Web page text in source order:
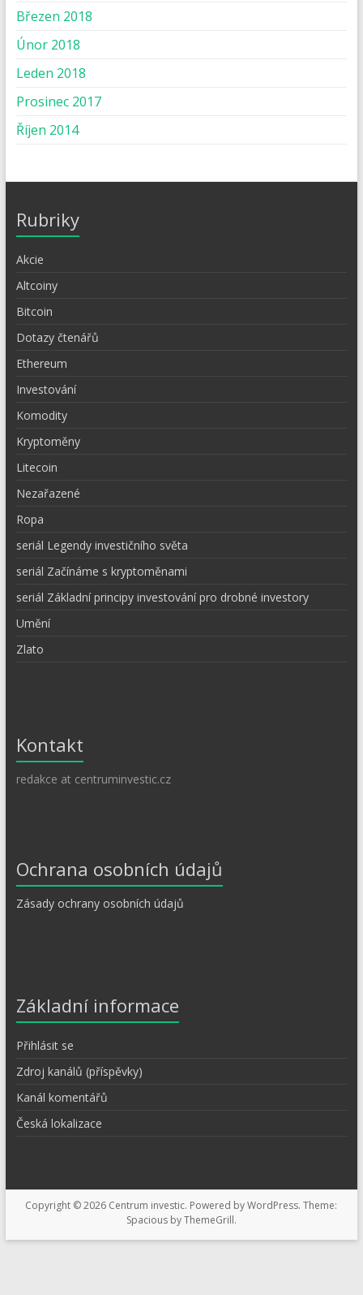
Březen 2018
Únor 2018
Leden 2018
Prosinec 2017
Říjen 2014
Rubriky
Akcie
Altcoiny
Bitcoin
Dotazy čtenářů
Ethereum
Investování
Komodity
Kryptoměny
Litecoin
Nezařazené
Ropa
seriál Legendy investičního světa
seriál Začínáme s kryptoměnami
seriál Základní principy investování pro drobné investory
Umění
Zlato
Kontakt
redakce at centruminvestic.cz
Ochrana osobních údajů
Zásady ochrany osobních údajů
Základní informace
Přihlásit se
Zdroj kanálů (příspěvky)
Kanál komentářů
Česká lokalizace
Copyright © 2026 Centrum investic. Powered byWordPress. Theme:
Spacious byThemeGrill.